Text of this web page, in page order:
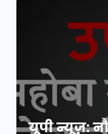
यूपी न्यूज़: